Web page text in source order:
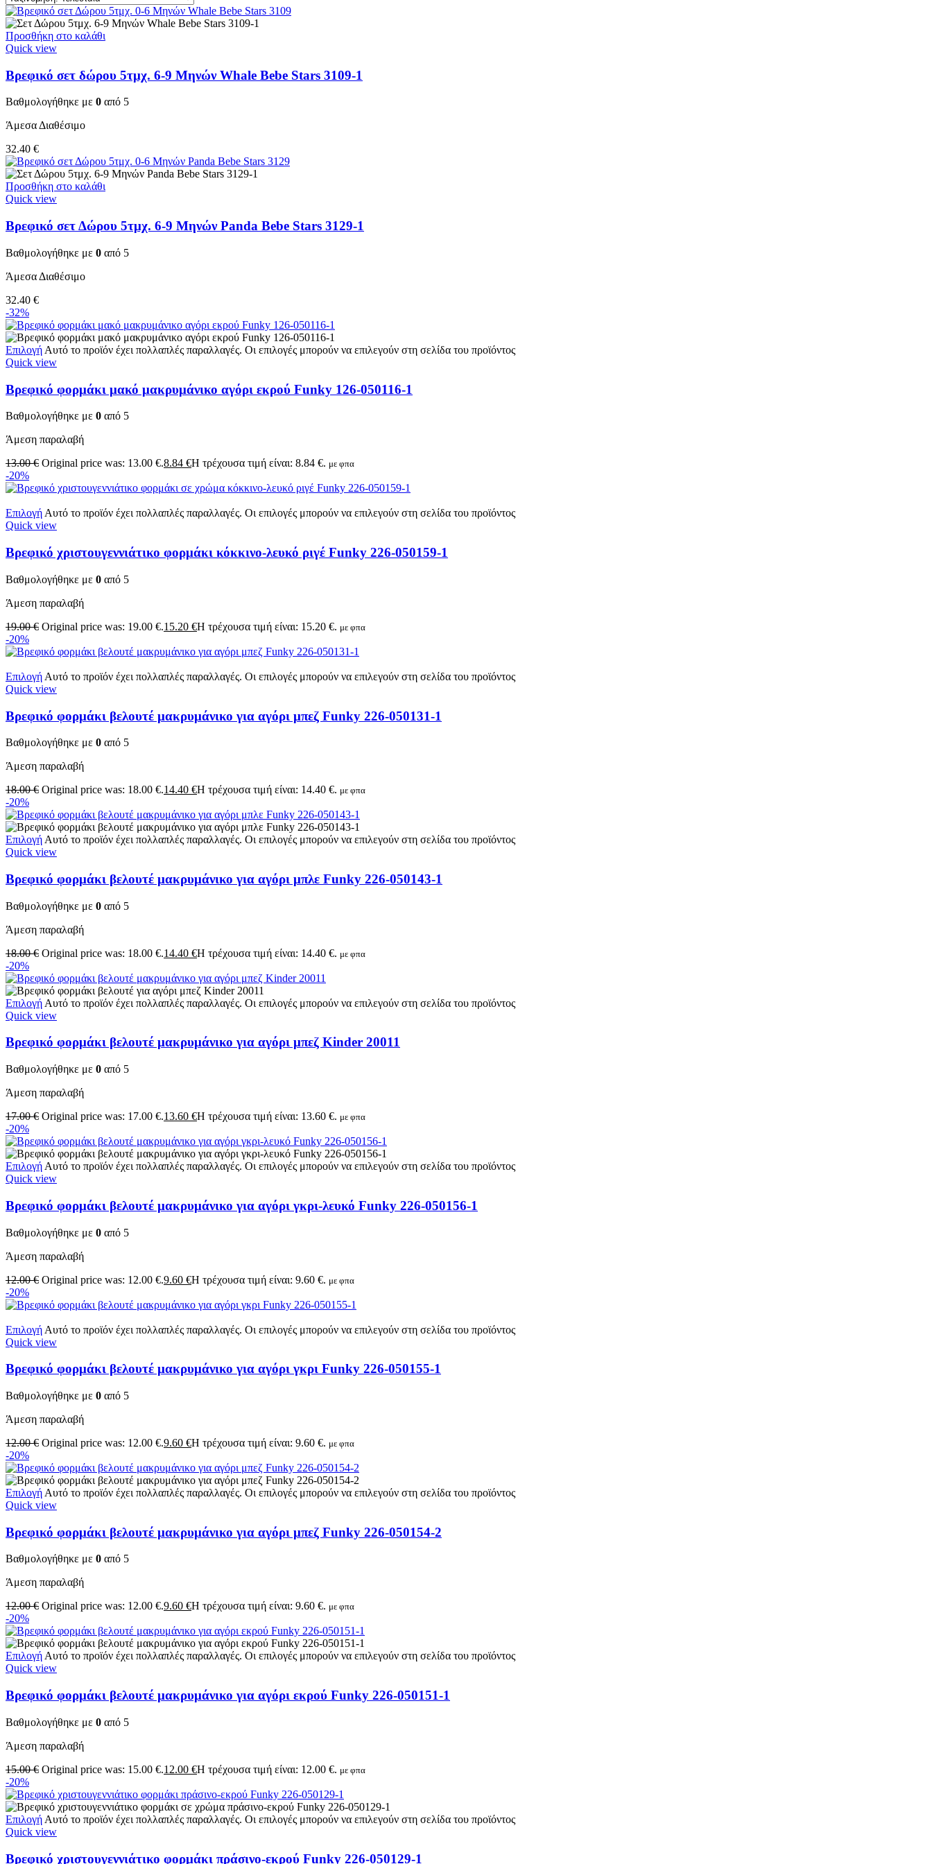
Προσθήκη στο καλάθι
Quick view
Βρεφικό σετ δώρου 5τμχ. 6-9 Μηνών Whale Bebe Stars 3109-1
Βαθμολογήθηκε με 0 από 5
Άμεσα Διαθέσιμο
32.40 €
Προσθήκη στο καλάθι
Quick view
Βρεφικό σετ Δώρου 5τμχ. 6-9 Μηνών Panda Bebe Stars 3129-1
Βαθμολογήθηκε με 0 από 5
Άμεσα Διαθέσιμο
32.40 €
-32%
Επιλογή Αυτό το προϊόν έχει πολλαπλές παραλλαγές. Οι επιλογές μπορούν να επιλεγούν στη σελίδα του προϊόντος
Quick view
Βρεφικό φορμάκι μακό μακρυμάνικο αγόρι εκρού Funky 126-050116-1
Βαθμολογήθηκε με 0 από 5
Άμεση παραλαβή
13.00€ Original price was: 13.00 €.8.84 €Η τρέχουσα τιμή είναι: 8.84 €. με φπα
-20%
Επιλογή Αυτό το προϊόν έχει πολλαπλές παραλλαγές. Οι επιλογές μπορούν να επιλεγούν στη σελίδα του προϊόντος
Quick view
Βρεφικό χριστουγεννιάτικο φορμάκι κόκκινο-λευκό ριγέ Funky 226-050159-1
Βαθμολογήθηκε με 0 από 5
Άμεση παραλαβή
19.00€ Original price was: 19.00 €.15.20 €Η τρέχουσα τιμή είναι: 15.20 €. με φπα
-20%
Επιλογή Αυτό το προϊόν έχει πολλαπλές παραλλαγές. Οι επιλογές μπορούν να επιλεγούν στη σελίδα του προϊόντος
Quick view
Βρεφικό φορμάκι βελουτέ μακρυμάνικο για αγόρι μπεζ Funky 226-050131-1
Βαθμολογήθηκε με 0 από 5
Άμεση παραλαβή
18.00€ Original price was: 18.00 €.14.40 €Η τρέχουσα τιμή είναι: 14.40 €. με φπα
-20%
Επιλογή Αυτό το προϊόν έχει πολλαπλές παραλλαγές. Οι επιλογές μπορούν να επιλεγούν στη σελίδα του προϊόντος
Quick view
Βρεφικό φορμάκι βελουτέ μακρυμάνικο για αγόρι μπλε Funky 226-050143-1
Βαθμολογήθηκε με 0 από 5
Άμεση παραλαβή
18.00€ Original price was: 18.00 €.14.40 €Η τρέχουσα τιμή είναι: 14.40 €. με φπα
-20%
Επιλογή Αυτό το προϊόν έχει πολλαπλές παραλλαγές. Οι επιλογές μπορούν να επιλεγούν στη σελίδα του προϊόντος
Quick view
Βρεφικό φορμάκι βελουτέ μακρυμάνικο για αγόρι μπεζ Kinder 20011
Βαθμολογήθηκε με 0 από 5
Άμεση παραλαβή
17.00€ Original price was: 17.00 €.13.60 €Η τρέχουσα τιμή είναι: 13.60 €. με φπα
-20%
Επιλογή Αυτό το προϊόν έχει πολλαπλές παραλλαγές. Οι επιλογές μπορούν να επιλεγούν στη σελίδα του προϊόντος
Quick view
Βρεφικό φορμάκι βελουτέ μακρυμάνικο για αγόρι γκρι-λευκό Funky 226-050156-1
Βαθμολογήθηκε με 0 από 5
Άμεση παραλαβή
12.00€ Original price was: 12.00 €.9.60 €Η τρέχουσα τιμή είναι: 9.60 €. με φπα
-20%
Επιλογή Αυτό το προϊόν έχει πολλαπλές παραλλαγές. Οι επιλογές μπορούν να επιλεγούν στη σελίδα του προϊόντος
Quick view
Βρεφικό φορμάκι βελουτέ μακρυμάνικο για αγόρι γκρι Funky 226-050155-1
Βαθμολογήθηκε με 0 από 5
Άμεση παραλαβή
12.00€ Original price was: 12.00 €.9.60 €Η τρέχουσα τιμή είναι: 9.60 €. με φπα
-20%
Επιλογή Αυτό το προϊόν έχει πολλαπλές παραλλαγές. Οι επιλογές μπορούν να επιλεγούν στη σελίδα του προϊόντος
Quick view
Βρεφικό φορμάκι βελουτέ μακρυμάνικο για αγόρι μπεζ Funky 226-050154-2
Βαθμολογήθηκε με 0 από 5
Άμεση παραλαβή
12.00€ Original price was: 12.00 €.9.60 €Η τρέχουσα τιμή είναι: 9.60 €. με φπα
-20%
ΕπιλογήΑυτό το προϊόν έχει πολλαπλές παραλλαγές. Οι επιλογές μπορούν να επιλεγούν στη σελίδα του προϊόντος
Quick view
Βρεφικό φορμάκι βελουτέ μακρυμάνικο για αγόρι εκρού Funky 226-050151-1
Βαθμολογήθηκε με 0 από 5
Άμεση παραλαβή
15.00€ Original price was: 15.00 €.12.00 €Η τρέχουσα τιμή είναι: 12.00 €. με φπα
-20%
Επιλογή Αυτό το προϊόν έχει πολλαπλές παραλλαγές. Οι επιλογές μπορούν να επιλεγούν στη σελίδα του προϊόντος
Quick view
Βρεφικό χριστουγεννιάτικο φορμάκι πράσινο-εκρού Funky 226-050129-1